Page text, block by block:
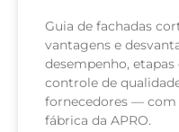
Guia de fachadas
vantagens e
desempenho,
controle de
fornecedores — com
fábrica da APRO.